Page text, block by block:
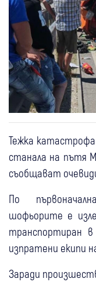
Тежка
станала на пътя
съобщават
По
шофьорите е
транспортиран
изпратени екипи
Заради